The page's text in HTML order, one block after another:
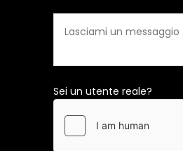
Sei un utente reale?